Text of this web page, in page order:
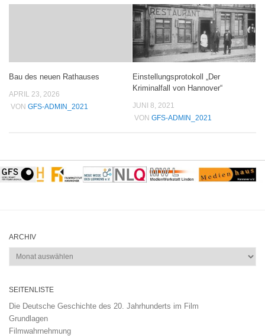
Bau des neuen Rathauses
APRIL 23, 2026
VON GFS-ADMIN_2021
Einstellungsprotokoll „Der
Kriminalfall von Hannover“
JUNI 8, 2021
VON GFS-ADMIN_2021
ARCHIV
Archiv
SEITENLISTE
Die Deutsche Geschichte des 20. Jahrhunderts im Film
Grundlagen
Filmwahrnehmung